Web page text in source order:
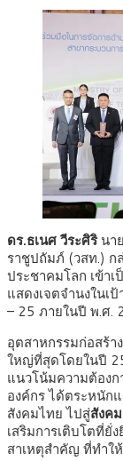
ดร.ธเนศ วีระศิรินา
ราชูปถัมภ์ (วสท.) ก
ประชาคมโลก เข้าเ
แสดงเจตจำนงในเ
– 25 ภายในปี พ.ศ.
อุตสาหกรรมก่อสร้
ใหญ่ที่สุดโดยในปี
แนวโน้มความต้องก
องค์กร ได้ตระหนัก
สังคมไทย ไปสู่สังค
เสริมการเติบโตที่ยั่
สาเหตุสำคัญ ที่ทำใ